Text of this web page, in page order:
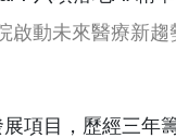
啟動未來醫療新
項目，歷經三年